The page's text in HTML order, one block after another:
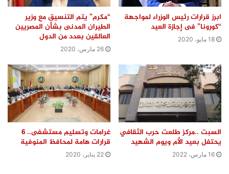
ابرز قرارات رئيس الوزراء لمواجهة
“كورونا” فى إجازة العيد
18 مايو، 2020
“مكرم” يتم التنسيق مع وزير
الطيران المدنى بشأن المصريين
العالقين بعدد من الدول
26 مارس، 2020
السبت ..مركز طلعت حرب الثقافي
يحتفل بعيد الأم ويوم الشهيد
16 مارس، 2022
غرامات وتسليم مستشفى.. 6
قرارات هامة لمحافظ المنوفية
22 يناير، 2020